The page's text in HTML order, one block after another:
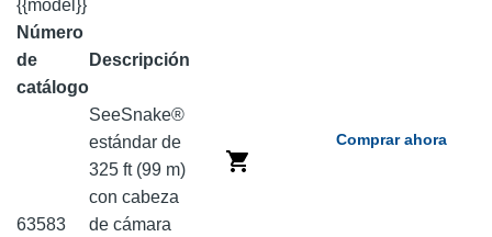
{{model}}
Número
de
catálogo
Descripción
63583
SeeSnake®
estándar de
325 ft (99 m)
con cabeza
de cámara
Comprar ahora